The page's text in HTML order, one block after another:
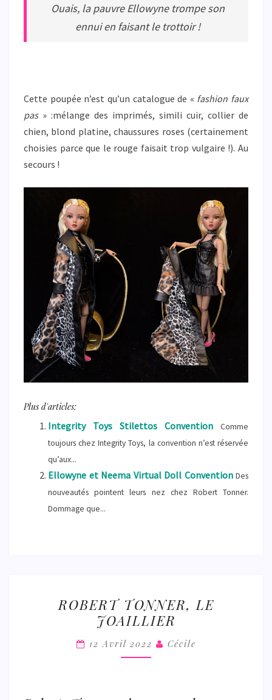
Ouais, la pauvre Ellowyne trompe son
ennui en faisant le trottoir !
Cette poupée n’est qu’un catalogue de « fashion faux
pas» :mélange des imprimés, simili cuir, collier de
chien, blond platine, chaussures roses (certainement
choisies parce que le rouge faisait trop vulgaire !). Au
secours !
Plus d'articles:
Integrity Toys Stilettos Convention
Comme
toujours chez Integrity Toys, la convention n’est réservée
qu’aux...
Ellowyne et Neema Virtual Doll Convention Des
nouveautés pointent leurs nez chez Robert Tonner.
Dommage que...
TONNER,
LE
JOAILLIER
ROBERT TONNER, LE
JOAILLIER
12 Avril 2022 Cécile